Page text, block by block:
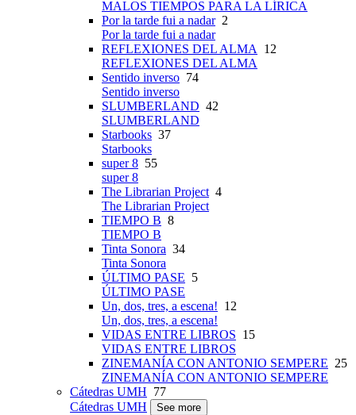
MALOS TIEMPOS PARA LA LÍRICA
Por la tarde fui a nadar2
Por la tarde fui a nadar
REFLEXIONES DEL ALMA 12
REFLEXIONES DEL ALMA
Sentido inverso 74
Sentido inverso
SLUMBERLAND 42
SLUMBERLAND
Starbooks 37
Starbooks
super 8 55
super 8
The Librarian Project4
The Librarian Project
TIEMPO B 8
TIEMPO B
Tinta Sonora 34
Tinta Sonora
ÚLTIMO PASE 5
ÚLTIMO PASE
Un, dos, tres, a escena! 12
Un, dos, tres, a escena!
VIDAS ENTRE LIBROS 15
VIDAS ENTRE LIBROS
ZINEMANÍA CON ANTONIO SEMPERE 25
ZINEMANÍA CON ANTONIO SEMPERE
Cátedras UMH 77
Cátedras UMH
See more